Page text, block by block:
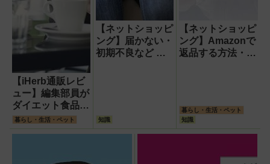
【iHerb通販レビ
ュー】編集部員が
ダイエット食品を
ECサイトで実際
暮らし・生活・ペット
【ネットショッピ
ング】届かない・
初期不良など ト
知識
【ネットショッピ
ング】Amazonで
返品する方法・領
暮らし・生活・ペット
知識